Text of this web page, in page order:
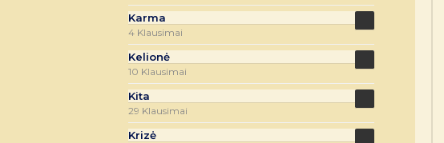
Karma
4 Klausimai
Kelionė
10 Klausimai
Kita
29 Klausimai
Krizė